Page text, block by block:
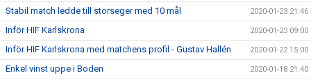
Stabil match ledde till storseger med 10 mål 2020-01-23 21:46
Inför HIF Karlskrona 2020-01-23 09:00
Inför HIF Karlskrona med matchens profil - Gustav Hallén 2020-01-22 15:00
Enkel vinst uppe i Boden 2020-01-18 21:40